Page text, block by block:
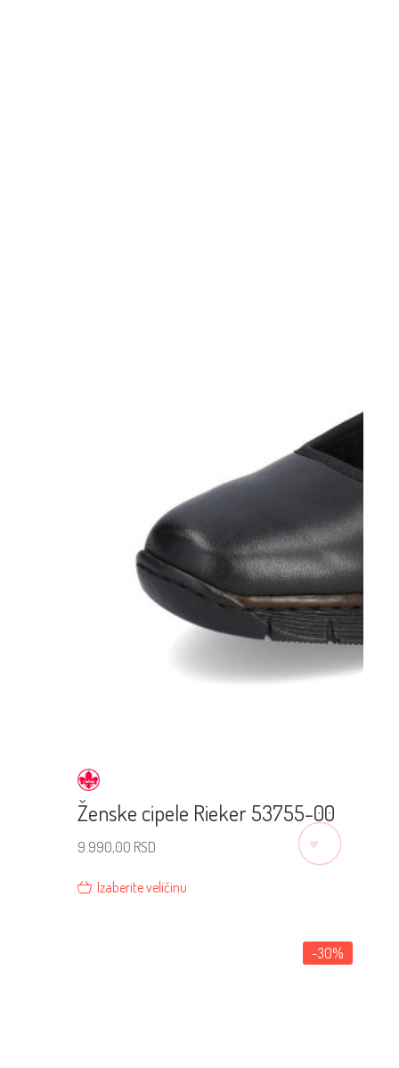
Ženske cipele Rieker 53755-00
9.990,00 RSD
Izaberite veličinu
-30%